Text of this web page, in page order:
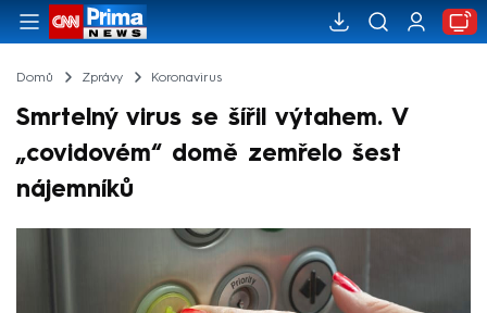
Domů Zprávy Koronavirus
Smrtelný virus se šířil výtahem. V
„covidovém“ domě zemřelo šest
nájemníků